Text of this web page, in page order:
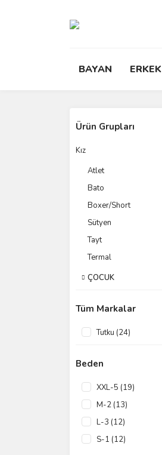
BAYAN ERKEK
Ürün Grupları
Kız
Atlet
Bato
Boxer/Short
Sütyen
Tayt
Termal
ÇOCUK
Tüm Markalar
Tutku (24)
Beden
XXL-5 (19)
M-2 (13)
L-3 (12)
S-1 (12)